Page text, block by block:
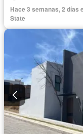
Acceso para
Zona infantil
Cuarto de Limpieza
Chimenea
Bodega
Vista panorámica
Hace 3 semanas, 2 días
State